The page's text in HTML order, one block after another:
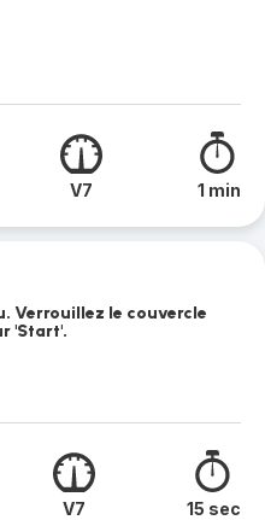
V7 1 min
Verrouillez le couvercle
'Start'.
V7 15 sec